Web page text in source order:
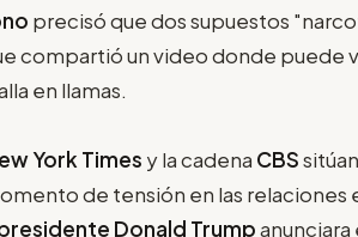
precisó que dos supuestos
compartió un video donde puede
en llamas.
York Times y la cadena CBS
de tensión en las relaciones
Donald Trumpanunciara